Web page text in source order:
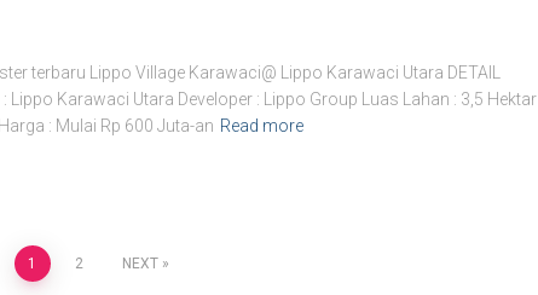
terbaru Lippo Village Karawaci@ Lippo Karawaci Utara DETAIL
Lippo Karawaci Utara Developer : Lippo Group Luas Lahan : 3,5 Hektar
: Mulai Rp 600 Juta-an Read more
1 2 NEXT